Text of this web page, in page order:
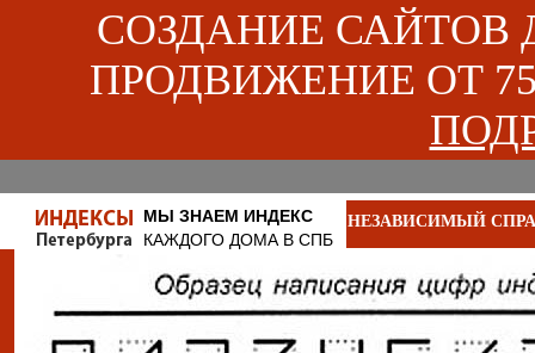
СОЗДАНИЕ САЙТОВ
ПРОДВИЖЕНИЕ ОТ
МЫ ЗНАЕМ ИНДЕКС
КАЖДОГО ДОМА В СПБ
НЕЗАВИСИМЫЙ